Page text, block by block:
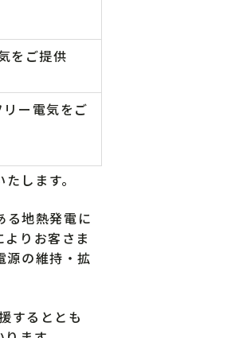
をご提供
リー電気をご
します。
る地熱発電に
りお客さま
源の維持・拡
するととも